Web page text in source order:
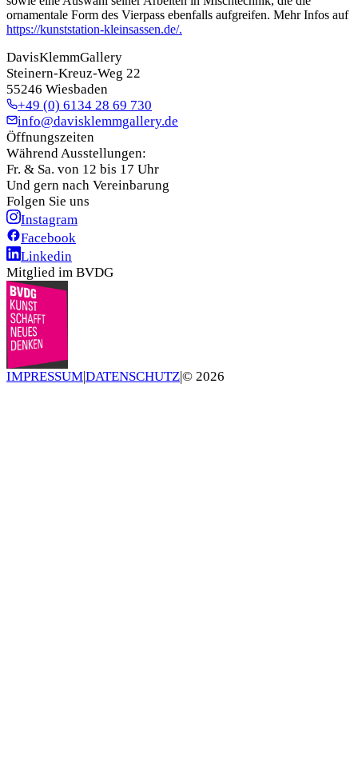
ornamentale Form des Vierpass ebenfalls aufgreifen. Mehr Infos auf
https://kunststation-kleinsassen.de/.
DavisKlemmGallery
Steinern-Kreuz-Weg 22
55246 Wiesbaden
+49 (0) 6134 28 69 730
info@davisklemmgallery.de
Öffnungszeiten
Während Ausstellungen:
Fr. & Sa. von 12 bis 17 Uhr
Und gern nach Vereinbarung
Folgen Sie uns
Instagram
Facebook
Linkedin
Mitglied im BVDG
IMPRESSUM|DATENSCHUTZ|© 2026